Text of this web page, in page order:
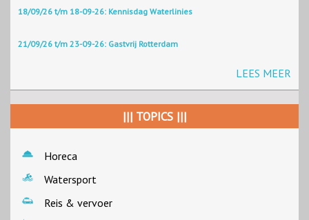
18/09/26 t/m 18-09-26: Kennisdag Waterlinies
21/09/26 t/m 23-09-26: Gastvrij Rotterdam
LEES MEER
||| TOPICS |||
Horeca
Watersport
Reis & vervoer